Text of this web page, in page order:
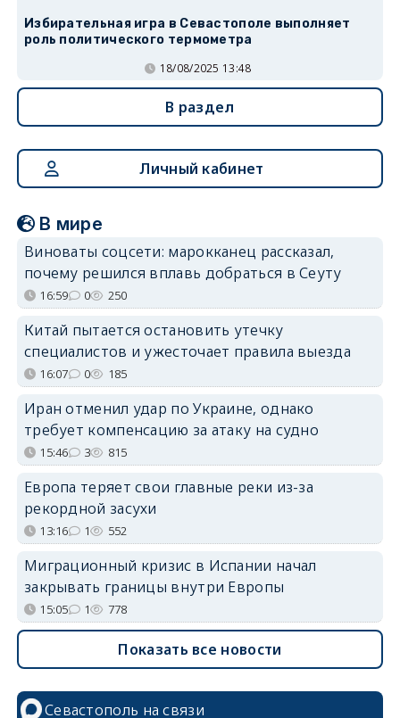
Избирательная игра в Севастополе выполняет
роль политического термометра
18/08/2025 13:48
В раздел
Личный кабинет
В мире
Виноваты соцсети: марокканец рассказал,
почему решился вплавь добраться в Сеуту
16:59 0 250
Китай пытается остановить утечку
специалистов и ужесточает правила выезда
16:07 0 185
Иран отменил удар по Украине, однако
требует компенсацию за атаку на судно
15:46 3 815
Европа теряет свои главные реки из-за
рекордной засухи
13:16 1 552
Миграционный кризис в Испании начал
закрывать границы внутри Европы
15:05 1 778
Показать все новости
Севастополь на связи